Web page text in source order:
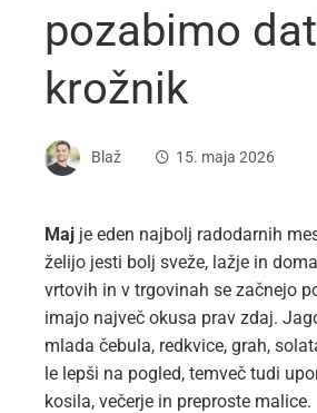
pozabimo
krožnik
Blaž 15. maja 2026
Maj je eden najbolj radodarnih
želijo jesti bolj sveže, lažje in
vrtovih in v trgovinah se začnejo
imajo največ okusa prav zdaj.
mlada čebula, redkvice, grah,
le lepši na pogled, temveč tudi
kosila, večerje in preproste malice.